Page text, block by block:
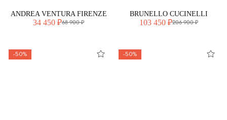
ANDREA VENTURA FIRENZE
34 450 ₽68 900 ₽
BRUNELLO CUCINELLI
103 450 ₽206 900 ₽
-50% -50%